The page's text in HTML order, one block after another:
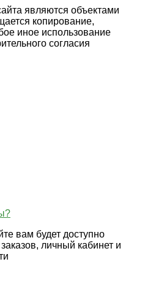
являются объектами
копирование,
иное использование
согласия
вам будет доступно
личный кабинет и